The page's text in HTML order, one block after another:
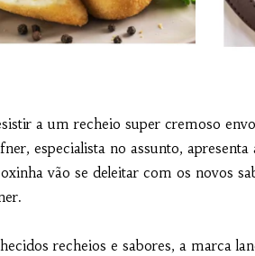
a um recheio super cremoso
especialista no assunto,
vão se deleitar com os novos
recheios e sabores, a marca